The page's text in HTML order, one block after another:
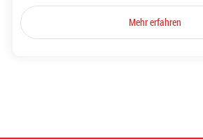
Mehr erfahren